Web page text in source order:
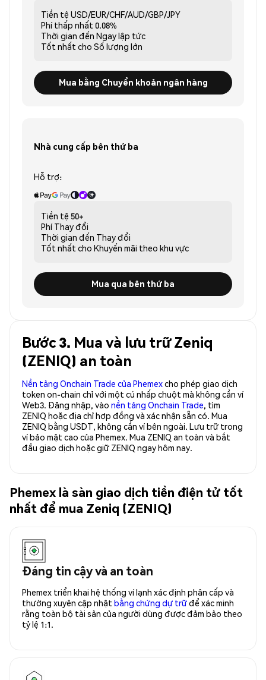
Tiền tệ USD/EUR/CHF/AUD/GBP/JPY
Phí thấp nhất 0.08%
Thời gian đến Ngay lập tức
Tốt nhất cho Số lượng lớn
Mua bằng Chuyển khoản ngân hàng
Nhà cung cấp bên thứ ba
Hỗ trợ:
Tiền tệ 50+
Phí Thay đổi
Thời gian đến Thay đổi
Tốt nhất cho Khuyến mãi theo khu vực
Mua qua bên thứ ba
Bước 3. Mua và lưu trữ Zeniq
(ZENIQ) an toàn
Nền tảng Onchain Trade của Phemexcho phép giao dịch
token on-chain chỉ với một cú nhấp chuột mà không cần ví
Web3. Đăng nhập, vào nền tảng Onchain Trade, tìm
ZENIQ hoặc địa chỉ hợp đồng và xác nhận sẵn có. Mua
ZENIQ bằng USDT, không cần ví bên ngoài. Lưu trữ trong
ví bảo mật cao của Phemex. Mua ZENIQ an toàn và bắt
đầu giao dịch hoặc giữ ZENIQ ngay hôm nay.
Phemex là sàn giao dịch tiền điện tử tốt
nhất để mua Zeniq (ZENIQ)
Đáng tin cậy và an toàn
Phemex triển khai hệ thống ví lạnh xác định phân cấp và
thường xuyên cập nhật bằng chứng dự trữđể xác minh
rằng toàn bộ tài sản của người dùng được đảm bảo theo
tỷ lệ 1:1.